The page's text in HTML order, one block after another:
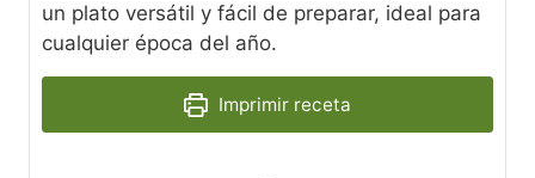
un plato versátil y fácil de preparar, ideal para
cualquier época del año.
Imprimir receta